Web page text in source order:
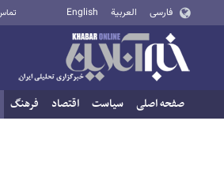
فارسی العربية English
صفحه اصلی سیاست اقتصاد فرهنگ